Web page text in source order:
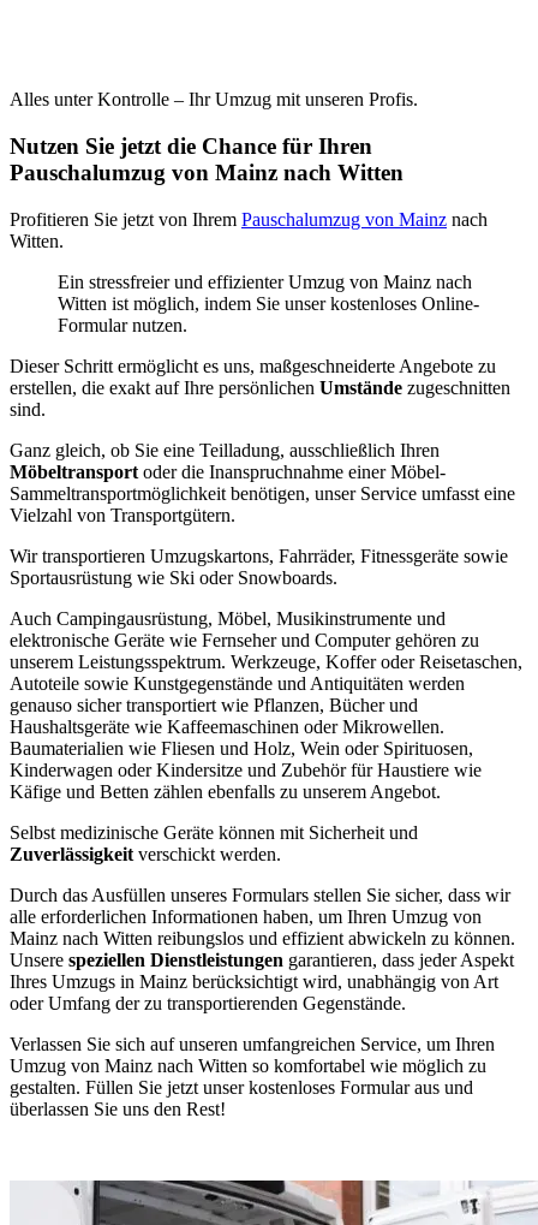
Alles unter Kontrolle – Ihr Umzug mit unseren Profis.
Nutzen Sie jetzt die Chance für Ihren
Pauschalumzug von Mainz nach Witten
Profitieren Sie jetzt von Ihrem Pauschalumzug von Mainz nach
Witten.
Ein stressfreier und effizienter Umzug von Mainz nach
Witten ist möglich, indem Sie unser kostenloses Online-
Formular nutzen.
Dieser Schritt ermöglicht es uns, maßgeschneiderte Angebote zu
erstellen, die exakt auf Ihre persönlichen Umstände zugeschnitten
sind.
Ganz gleich, ob Sie eine Teilladung, ausschließlich Ihren
Möbeltransport oder die Inanspruchnahme einer Möbel-
Sammeltransportmöglichkeit benötigen, unser Service umfasst eine
Vielzahl von Transportgütern.
Wir transportieren Umzugskartons, Fahrräder, Fitnessgeräte sowie
Sportausrüstung wie Ski oder Snowboards.
Auch Campingausrüstung, Möbel, Musikinstrumente und
elektronische Geräte wie Fernseher und Computer gehören zu
unserem Leistungsspektrum. Werkzeuge, Koffer oder Reisetaschen,
Autoteile sowie Kunstgegenstände und Antiquitäten werden
genauso sicher transportiert wie Pflanzen, Bücher und
Haushaltsgeräte wie Kaffeemaschinen oder Mikrowellen.
Baumaterialien wie Fliesen und Holz, Wein oder Spirituosen,
Kinderwagen oder Kindersitze und Zubehör für Haustiere wie
Käfige und Betten zählen ebenfalls zu unserem Angebot.
Selbst medizinische Geräte können mit Sicherheit und
Zuverlässigkeit verschickt werden.
Durch das Ausfüllen unseres Formulars stellen Sie sicher, dass wir
alle erforderlichen Informationen haben, um Ihren Umzug von
Mainz nach Witten reibungslos und effizient abwickeln zu können.
Unsere speziellen Dienstleistungen garantieren, dass jeder Aspekt
Ihres Umzugs in Mainz berücksichtigt wird, unabhängig von Art
oder Umfang der zu transportierenden Gegenstände.
Verlassen Sie sich auf unseren umfangreichen Service, um Ihren
Umzug von Mainz nach Witten so komfortabel wie möglich zu
gestalten. Füllen Sie jetzt unser kostenloses Formular aus und
überlassen Sie uns den Rest!